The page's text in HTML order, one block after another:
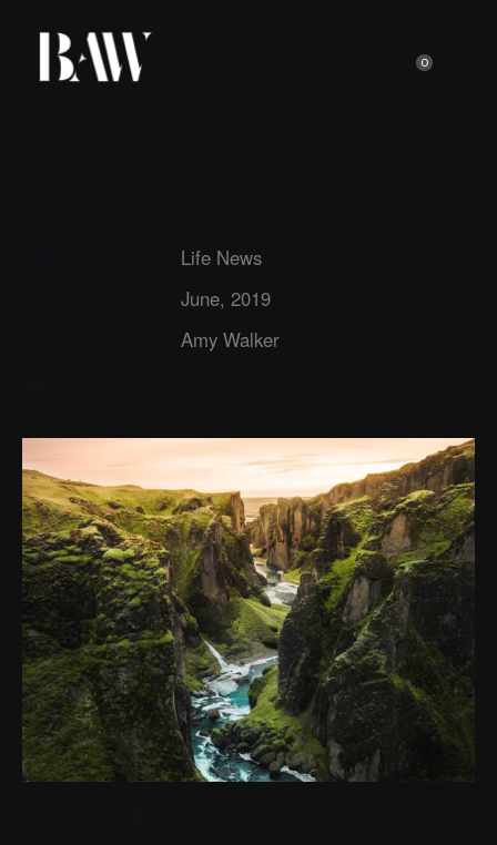
0
Life News
June, 2019
Amy Walker